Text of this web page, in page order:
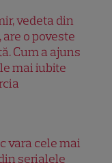
vedeta din
are o poveste
Cum a ajuns
mai iubite
vara cele mai
serialele